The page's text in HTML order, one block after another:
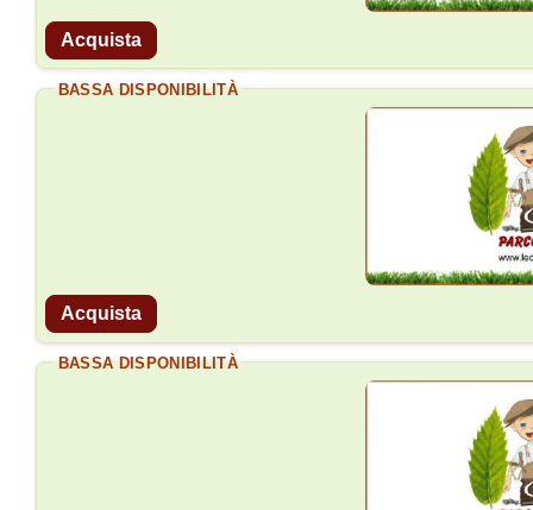
Acquista
BASSA DISPONIBILITÀ
Acquista
BASSA DISPONIBILITÀ